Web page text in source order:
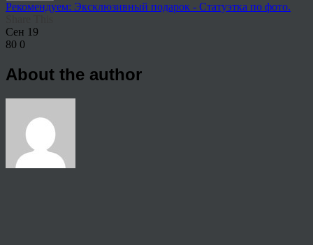
Рекомендуем: Эксклюзивный подарок - Статуэтка по фото.
Сен 19
80 0
About the author